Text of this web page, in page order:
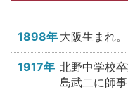
1898年 大阪生まれ。
1917年 北野中学校
島武二に師事